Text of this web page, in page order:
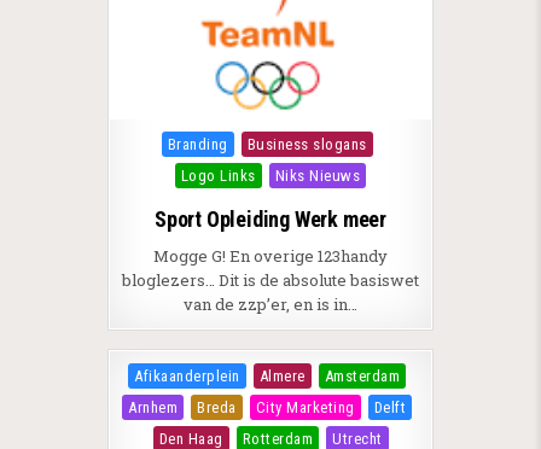
Posted in
Branding
Business slogans
Logo Links
Niks Nieuws
Sport Opleiding Werk meer
Mogge G! En overige 123handy
bloglezers… Dit is de absolute basiswet
van de zzp’er, en is in…
Posted in
Afikaanderplein Almere
Amsterdam
Arnhem
Breda City Marketing
Delft
Den Haag
Rotterdam Utrecht